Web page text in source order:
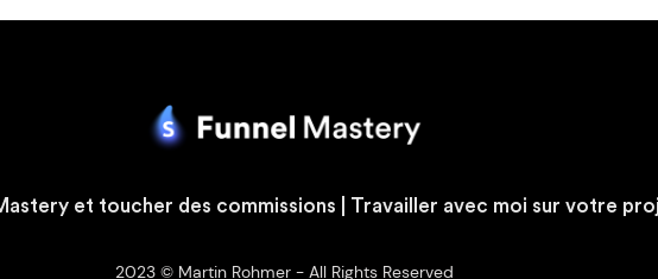
et toucher des commissions Travailler avec moi sur votre
2023 © Martin Rohmer - All Rights Reserved